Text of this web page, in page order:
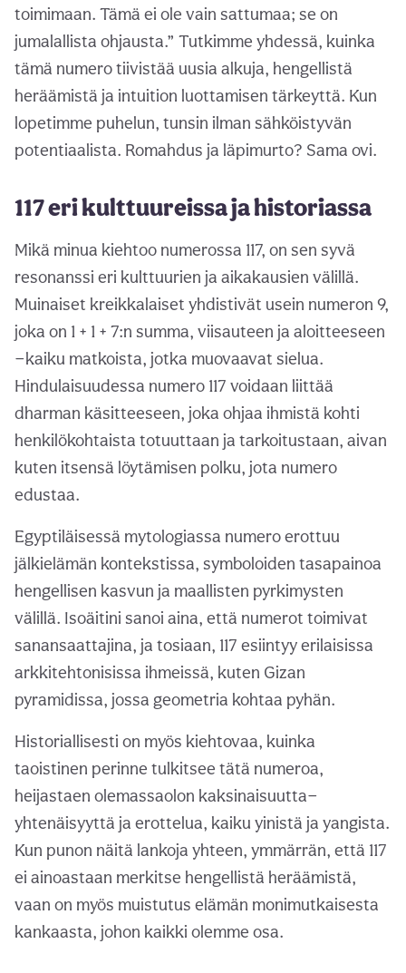
toimimaan. Tämä ei ole vain sattumaa; se on
jumalallista ohjausta.” Tutkimme yhdessä, kuinka
tämä numero tiivistää uusia alkuja, hengellistä
heräämistä ja intuition luottamisen tärkeyttä. Kun
lopetimme puhelun, tunsin ilman sähköistyvän
potentiaalista. Romahdus ja läpimurto? Sama ovi.
117 eri kulttuureissa ja historiassa
Mikä minua kiehtoo numerossa 117, on sen syvä
resonanssi eri kulttuurien ja aikakausien välillä.
Muinaiset kreikkalaiset yhdistivät usein numeron 9,
joka on 1 + 1 + 7:n summa, viisauteen ja aloitteeseen
—kaiku matkoista, jotka muovaavat sielua.
Hindulaisuudessa numero 117 voidaan liittää
dharman käsitteeseen, joka ohjaa ihmistä kohti
henkilökohtaista totuuttaan ja tarkoitustaan, aivan
kuten itsensä löytämisen polku, jota numero
edustaa.
Egyptiläisessä mytologiassa numero erottuu
jälkielämän kontekstissa, symboloiden tasapainoa
hengellisen kasvun ja maallisten pyrkimysten
välillä. Isoäitini sanoi aina, että numerot toimivat
sanansaattajina, ja tosiaan, 117 esiintyy erilaisissa
arkkitehtonisissa ihmeissä, kuten Gizan
pyramidissa, jossa geometria kohtaa pyhän.
Historiallisesti on myös kiehtovaa, kuinka
taoistinen perinne tulkitsee tätä numeroa,
heijastaen olemassaolon kaksinaisuutta—
yhtenäisyyttä ja erottelua, kaiku yinistä ja yangista.
Kun punon näitä lankoja yhteen, ymmärrän, että 117
ei ainoastaan merkitse hengellistä heräämistä,
vaan on myös muistutus elämän monimutkaisesta
kankaasta, johon kaikki olemme osa.